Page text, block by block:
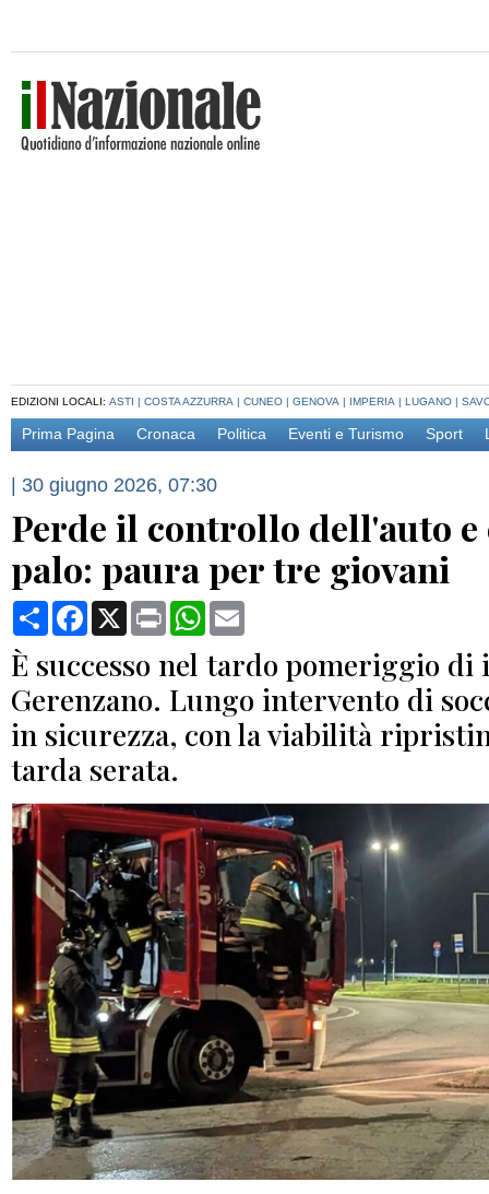
EDIZIONI LOCALI: ASTI | COSTA AZZURRA | CUNEO | GENOVA | IMPERIA | LUGANO |
Prima Pagina Cronaca Politica Eventi e Turismo Sport
| 30 giugno 2026, 07:30
Perde il controllo dell'auto
palo: paura per tre giovani
CondividiFacebook
X Print WhatsApp
È successo nel tardo pomeriggio di
Gerenzano. Lungo intervento di
in sicurezza, con la viabilità
tarda serata.